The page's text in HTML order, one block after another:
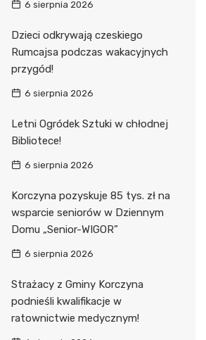
6 sierpnia 2026
Dzieci odkrywają czeskiego
Rumcajsa podczas wakacyjnych
przygód!
6 sierpnia 2026
Letni Ogródek Sztuki w chłodnej
Bibliotece!
6 sierpnia 2026
Korczyna pozyskuje 85 tys. zł na
wsparcie seniorów w Dziennym
Domu „Senior-WIGOR”
6 sierpnia 2026
Strażacy z Gminy Korczyna
podnieśli kwalifikacje w
ratownictwie medycznym!